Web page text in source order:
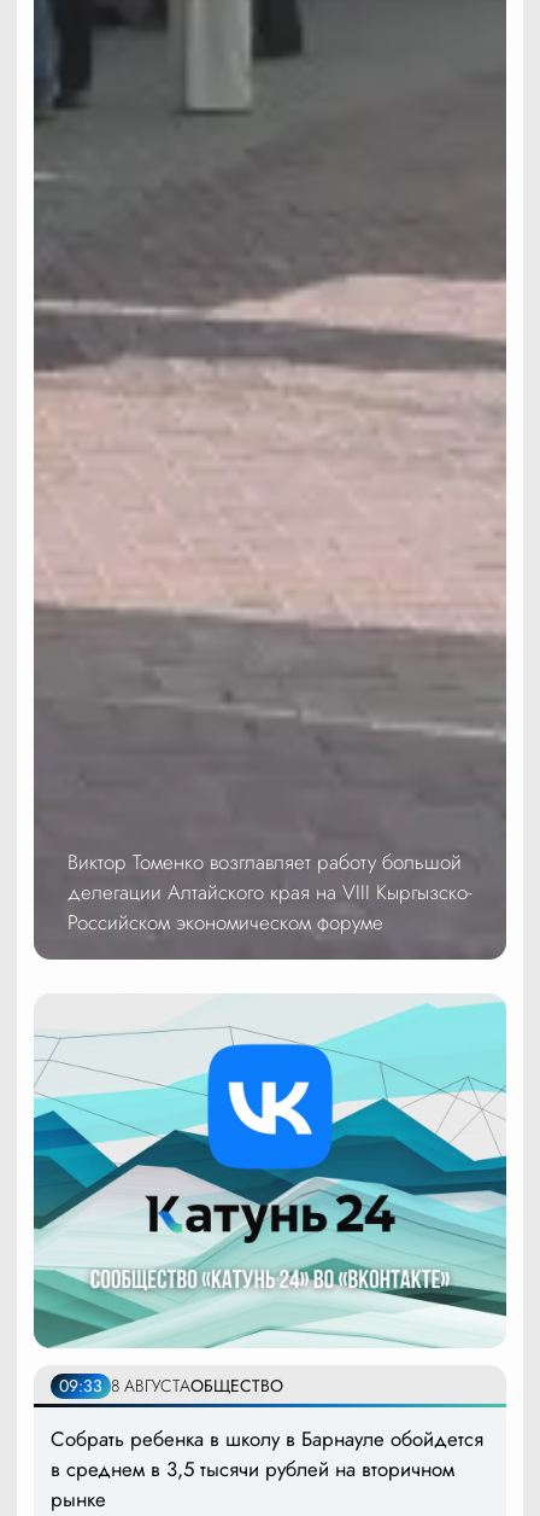
Виктор Томенко возглавляет работу большой
делегации Алтайского края на VIII Кыргызско-
Российском экономическом форуме
09:33 8 АВГУСТАОБЩЕСТВО
Собрать ребенка в школу в Барнауле обойдется
в среднем в 3,5 тысячи рублей на вторичном
рынке